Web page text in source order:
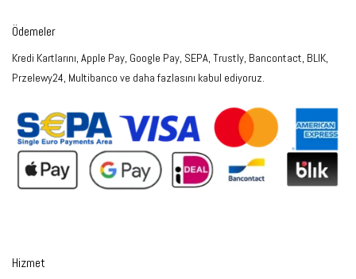
Hizmet
Ödemeler
Kredi Kartlarını, Apple Pay, Google Pay, SEPA, Trustly, Bancontact, BLIK,
Przelewy24, Multibanco ve daha fazlasını kabul ediyoruz.